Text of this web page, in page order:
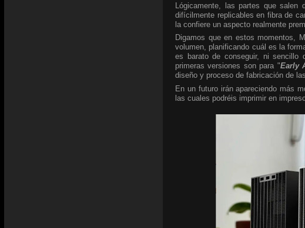
Lógicamente, las partes que salen
difícilmente replicables en fibra de
la confiere un aspecto realmente
Digamos que en estos momentos,
volumen, planificando cuál es la
es barato de conseguir, ni sencillo
primeras versiones son para "Early
diseño y proceso de fabricación de
En un futuro irán apareciendo más
las cuales podréis imprimir en